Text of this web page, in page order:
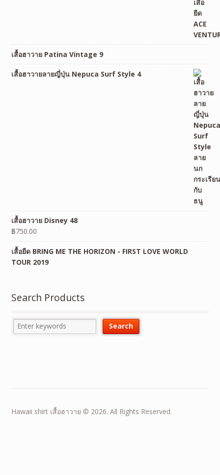
เสื้อฮาวาย Patina Vintage 9
เสื้อฮาวายลายญี่ปุ่น Nepuca Surf Style 4
เสื้อฮาวาย Disney 48
฿750.00
เสื้อยืด BRING ME THE HORIZON - FIRST LOVE WORLD
TOUR 2019
Search Products
Hawaii shirt เสื้อฮาวาย © 2026. All Rights Reserved.